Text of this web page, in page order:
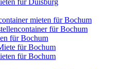
mieten für Bochum
für Bochum
für Bochum
für Bochum
für Bochum